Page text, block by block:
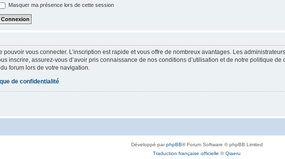
Masquer ma présence lors de cette session
pouvoir vous connecter. L’inscription est rapide et vous offre de nombreux avantages. Les
inscrire, assurez-vous d’avoir pris connaissance de nos conditions d’utilisation et de notre politique
forum lors de votre navigation.
de confidentialité
Développé parphpBB® Forum Software © phpBB Limited
Traduction française officielle ©Qiaeru